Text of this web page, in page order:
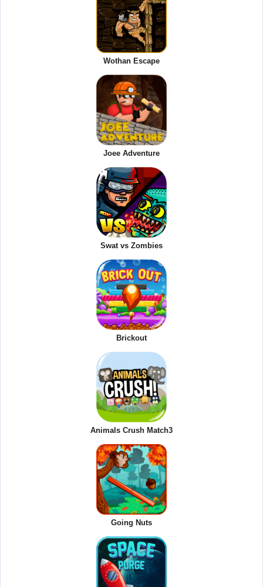
Wothan Escape
Joee Adventure
Swat vs Zombies
Brickout
Animals Crush Match3
Going Nuts